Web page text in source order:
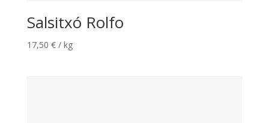
Salsitxó Rolfo
17,50 € / kg